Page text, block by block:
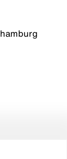
hamburg